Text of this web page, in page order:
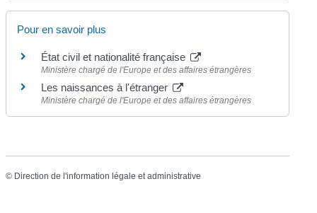
Pour en savoir plus
État civil et nationalité française
Ministère chargé de l'Europe et des affaires étrangères
Les naissances à l'étranger
Ministère chargé de l'Europe et des affaires étrangères
© Direction de l'information légale et administrative